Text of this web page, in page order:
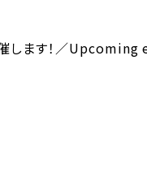
催します！／